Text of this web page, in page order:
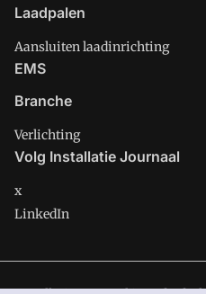
Laadpalen
Aansluiten laadinrichting
EMS
Branche
Verlichting
Volg Installatie Journaal
x
LinkedIn